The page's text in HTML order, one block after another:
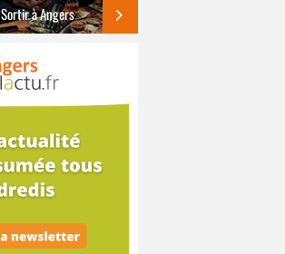
Sortir à Angers